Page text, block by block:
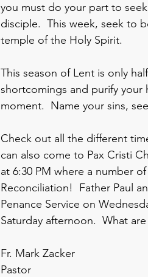
you must do your part to
disciple.  This week, seek
temple of the Holy Spirit.
This season of Lent is only
shortcomings and purify your
moment.  Name your sins,
Check out all the different
can also come to Pax Cristi
at 6:30 PM where a number
Reconciliation!  Father Paul
Penance Service on
Saturday afternoon.  What
Fr. Mark Zacker
Pastor